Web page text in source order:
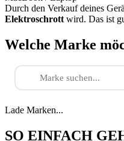
Durch den Verkauf deines
Elektroschrott wird. Das ist
Welche Marke
Lade Marken...
SO EINFACH